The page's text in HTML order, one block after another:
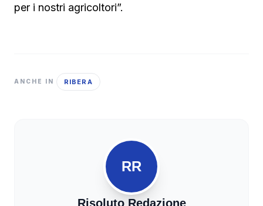
per i nostri agricoltori”.
ANCHE IN RIBERA
RR
Risoluto Redazione